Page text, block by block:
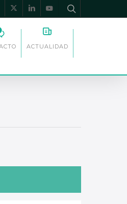
x-
linkedinyoutube
ACTUALIDAD